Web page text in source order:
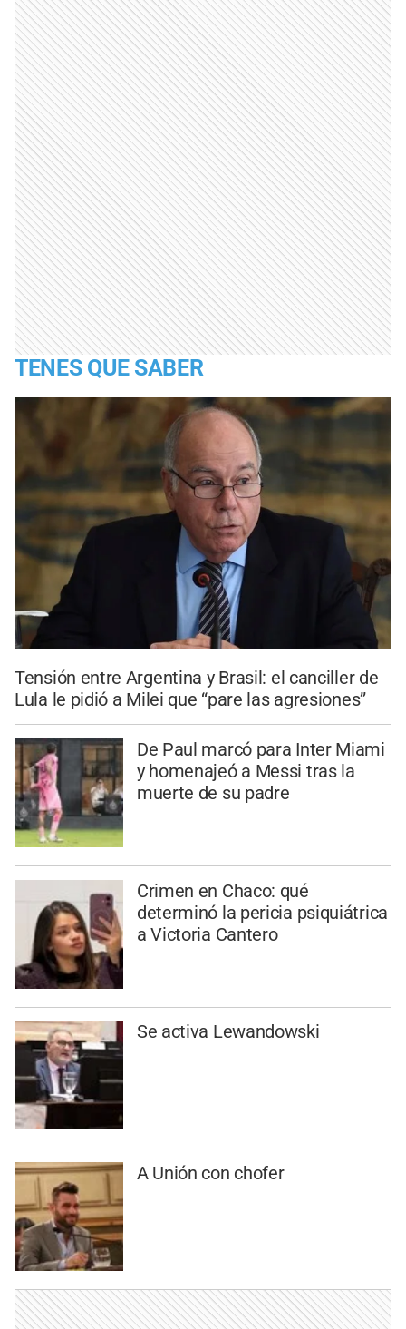
TENES QUE SABER
Tensión entre Argentina y Brasil: el canciller de
Lula le pidió a Milei que “pare las agresiones”
De Paul marcó para Inter Miami
y homenajeó a Messi tras la
muerte de su padre
Crimen en Chaco: qué
determinó la pericia psiquiátrica
a Victoria Cantero
Se activa Lewandowski
A Unión con chofer